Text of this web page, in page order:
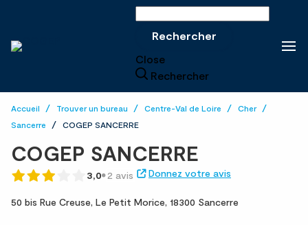
Rechercher
Close
Rechercher
Accueil Trouver un bureau Centre-Val de Loire
Cher
Sancerre
COGEP SANCERRE
COGEP SANCERRE
3,0 2 avis Donnez votre avis
50 bis Rue Creuse, Le Petit Morice, 18300 Sancerre